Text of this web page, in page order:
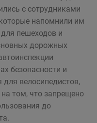
с сотрудниками
напомнили им
пешеходов и
дорожных
безопасности и
велосипедистов,
том, что запрещено
до